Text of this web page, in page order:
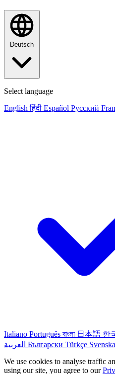
Deutsch
Select language
English हिंदी Español Русский
Italiano Português বাংলা 日本語 한
العربية Български Türkçe Svenska
We use cookies to analyse traffic
using our site, you agree to our